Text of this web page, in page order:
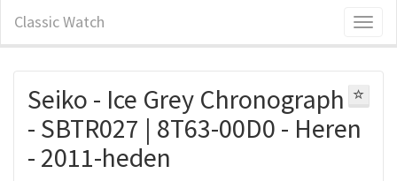
Classic Watch
Seiko - Ice Grey Chronograph
- SBTR027 | 8T63-00D0 - Heren
- 2011-heden